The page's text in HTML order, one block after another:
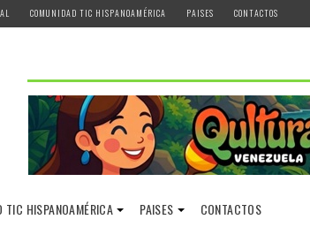
COMUNIDAD TIC HISPANOAMÉRICA PAISES CONTACTOS
TIC HISPANOAMÉRICA PAISES CONTACTOS